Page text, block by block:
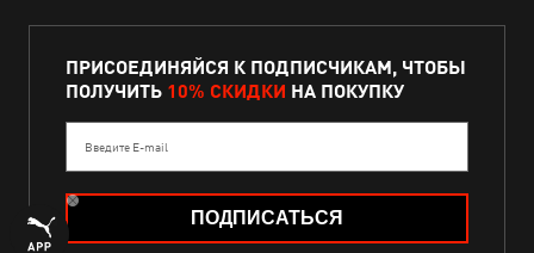
ПРИСОЕДИНЯЙСЯ К ПОДПИСЧИКАМ, ЧТОБЫ
ПОЛУЧИТЬ 10% СКИДКИ НА ПОКУПКУ
Введите E-mail
ПОДПИСАТЬСЯ